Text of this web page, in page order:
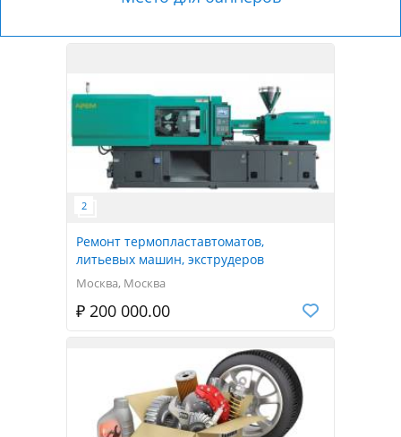
Ремонт термопластавтоматов,
литьевых машин, экструдеров
Москва, Москва
₽ 200 000.00